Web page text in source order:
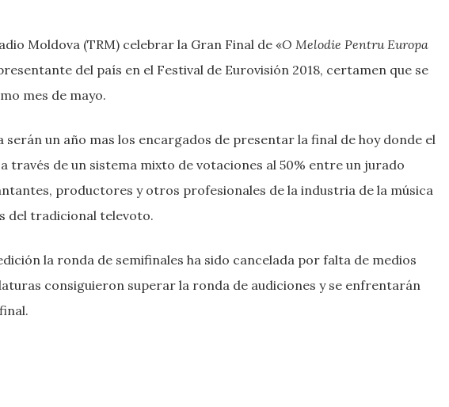
Moldova (TRM) celebrar la Gran Final de «O Melodie Pentru Europa
del país en el Festival de Eurovisión 2018, certamen que se
mes de mayo.
serán un año mas los encargados de presentar la final de hoy donde el
través de un sistema mixto de votaciones al 50% entre un jurado
productores y otros profesionales de la industria de la música
del tradicional televoto.
la ronda de semifinales ha sido cancelada por falta de medios
consiguieron superar la ronda de audiciones y se enfrentarán